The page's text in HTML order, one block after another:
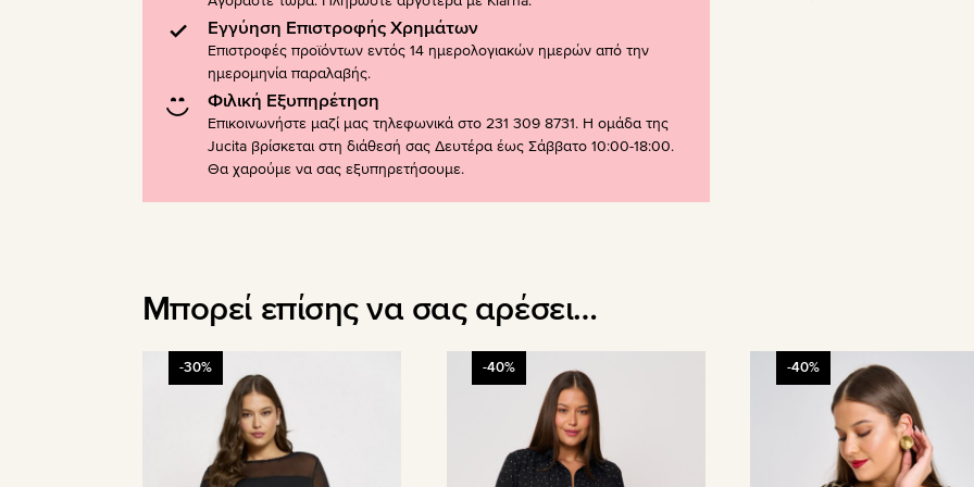
Εγγύηση Επιστροφής Χρημάτων
Επιστροφές προϊόντων εντός 14 ημερολογιακών ημερών από την
ημερομηνία παραλαβής.
Φιλική Εξυπηρέτηση
Επικοινωνήστε μαζί μας τηλεφωνικά στο 231 309 8731. Η ομάδα της
Jucita βρίσκεται στη διάθεσή σας Δευτέρα έως Σάββατο 10:00-18:00.
Θα χαρούμε να σας εξυπηρετήσουμε.
Μπορεί επίσης να σας αρέσει…
-30%
πολλαπλές
παραλλαγές.
-40%
πολλαπλές
παραλλαγές.
-40%
παραλλαγές.